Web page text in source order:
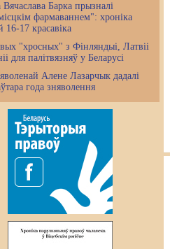
Вячаслава Барка прызналі
фармаваннем": хроніка
16-17 красавіка
"хросных" з Фінляндыі, Латвіі
для палітвязняў у Беларусі
Алене Лазарчык дадалі
года зняволення